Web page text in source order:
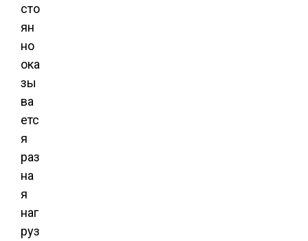
сто
ян
но
ока
зы
ва
етс
я
раз
на
я
наг
руз